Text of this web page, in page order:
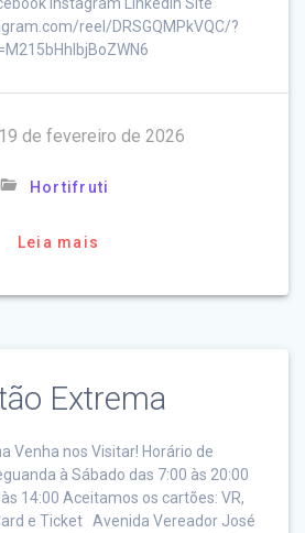
reel/DRSGQMPkVQC/?
19 de fevereiro de 2026
Hortifruti
Leia mais
Extrema
Venha nos Visitar! Horário de
à Sábado das 7:00 às 20:00
14:00 Aceitamos os cartões: VR,
e Ticket Avenida Vereador José